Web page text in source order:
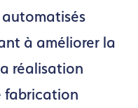
à améliorer la
réalisation
fabrication